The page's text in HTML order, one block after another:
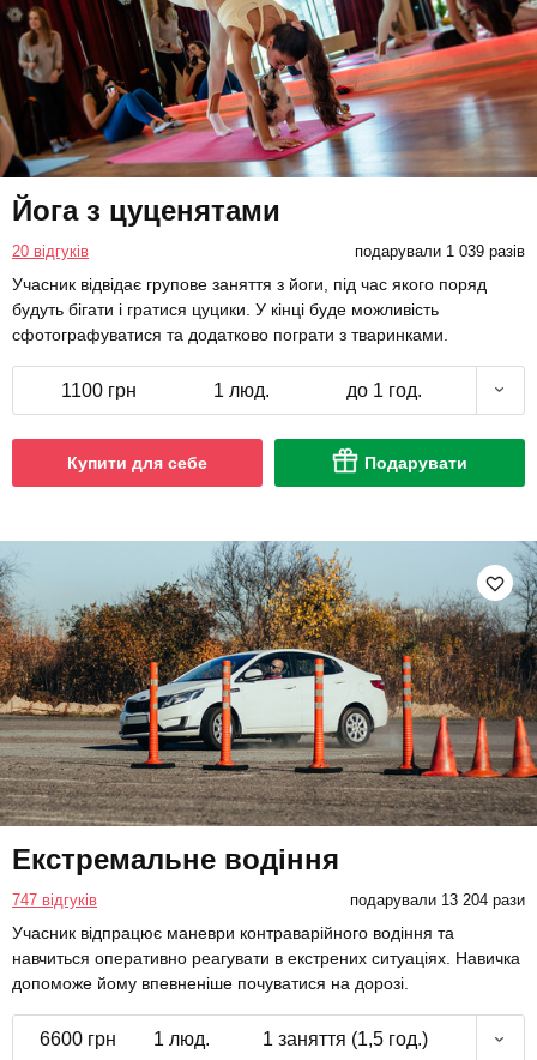
Йога з цуценятами
20 відгуків подарували 1 039 разів
Учасник відвідає групове заняття з йоги, під час якого поряд
будуть бігати і гратися цуцики. У кінці буде можливість
сфотографуватися та додатково пограти з тваринками.
1100 грн 1 люд. до 1 год.
Купити для себе Подарувати
Екстремальне водіння
747 відгуків подарували 13 204 рази
Учасник відпрацює маневри контраварійного водіння та
навчиться оперативно реагувати в екстрених ситуаціях. Навичка
допоможе йому впевненіше почуватися на дорозі.
6600 грн 1 люд. 1 заняття (1,5 год.)